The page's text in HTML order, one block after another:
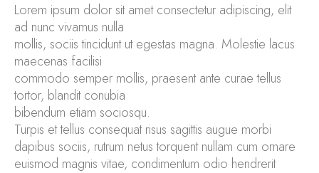
Lorem ipsum dolor sit amet consectetur adipiscing, elit
ad nunc vivamus nulla
mollis, sociis tincidunt ut egestas magna. Molestie lacus
maecenas facilisi
commodo semper mollis, praesent ante curae tellus
tortor, blandit conubia
bibendum etiam sociosqu.
Turpis et tellus consequat risus sagittis augue morbi
dapibus sociis, rutrum netus torquent nullam cum ornare
euismod magnis vitae, condimentum odio hendrerit